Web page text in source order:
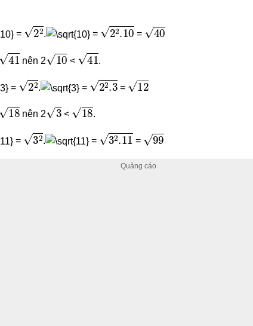
=
2
. =
2.10
=
40
41
nên 2
10
<
41
.
=
2
. =
2.3
=
12
18
nên 2 <
18
.
=
2
. =
2.11
=
99